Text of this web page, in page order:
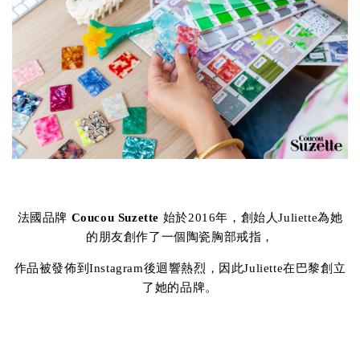
法國品牌 Coucou Suzette 始於2016年，創始人Juliette為她
的朋友創作了一個陶瓷胸部戒指，
作品被發佈到Instagram後迴響熱烈，因此Juliette在巴黎創立
了她的品牌。